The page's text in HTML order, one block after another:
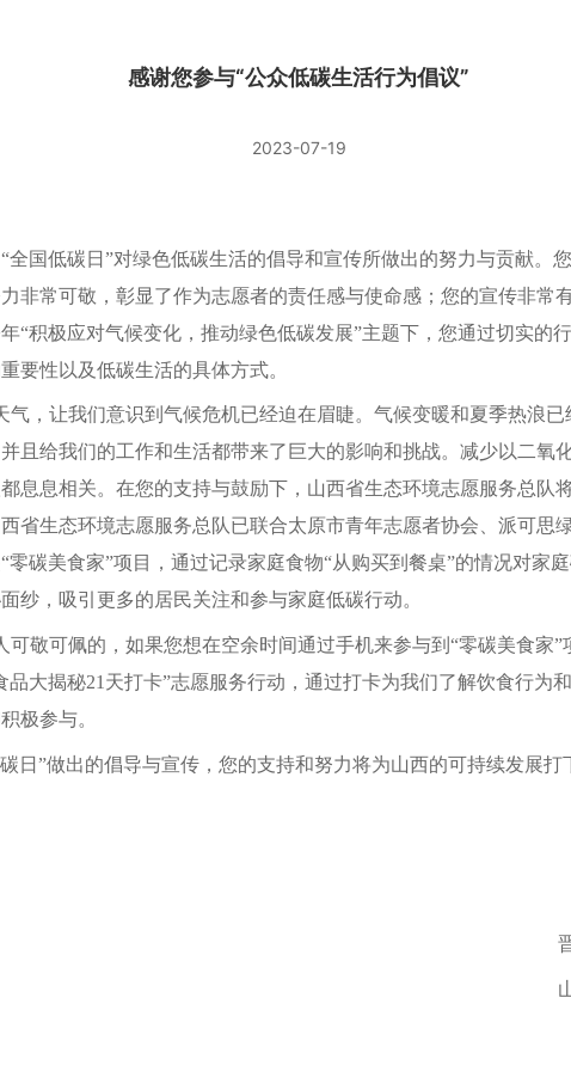
感谢您参与“公众低碳生活行为倡议”
2023-07-19
国低碳日”对绿色低碳生活的倡导和宣传所做出的努力与贡献。
非常可敬，彰显了作为志愿者的责任感与使命感；您的宣传非常
“积极应对气候变化，推动绿色低碳发展”主题下，您通过切实的
要性以及低碳生活的具体方式。
，让我们意识到气候危机已经迫在眉睫。气候变暖和夏季热浪已
且给我们的工作和生活都带来了巨大的影响和挑战。减少以二氧
息息相关。在您的支持与鼓励下，山西省生态环境志愿服务总队
省生态环境志愿服务总队已联合太原市青年志愿者协会、派可思
零碳美食家”项目，通过记录家庭食物“从购买到餐桌”的情况对家
纱，吸引更多的居民关注和参与家庭低碳行动。
敬可佩的，如果您想在空余时间通过手机来参与到“零碳美食家”
品大揭秘21天打卡”志愿服务行动，通过打卡为我们了解饮食行为
极参与。
”做出的倡导与宣传，您的支持和努力将为山西的可持续发展打